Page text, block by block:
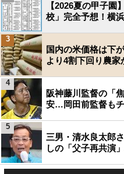
【2026夏の甲子園
校」完全予想！横
国内の米価格は下
より4割下回り農家
3
阪神藤川監督の「
安…岡田前監督もチ
4
三男・清水良太郎
しの「父子再共演
5